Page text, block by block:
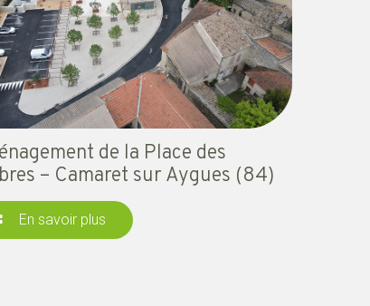
de la Place des
– Camaret sur Aygues (84)
En savoir plus